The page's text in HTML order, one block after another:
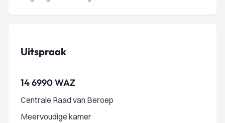
Uitspraak
14 6990 WAZ
Centrale Raad van Beroep
Meervoudige kamer